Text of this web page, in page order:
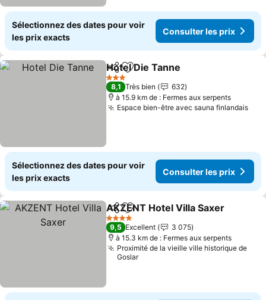
Sélectionnez des dates pour voir
les prix exacts
Consulter les prix
PartagerAjouter à mes favoris
Hotel Die Tanne
3 Étoiles
8,1 Très bien
632
à 15.9 km de : Fermes aux serpents
Espace bien-être avec sauna finlandais
Sélectionnez des dates pour voir
les prix exacts
Consulter les prix
PartagerAjouter à mes favoris
AKZENT Hotel Villa Saxer
4 Étoiles
9,5 Excellent
3 075
à 15.3 km de : Fermes aux serpents
Proximité de la vieille ville historique de
Goslar